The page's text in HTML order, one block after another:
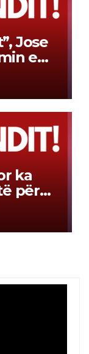
Jose
e
ka
për